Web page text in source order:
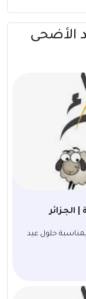
الأضحى
| الجزائر بمناسبة حلول عيد